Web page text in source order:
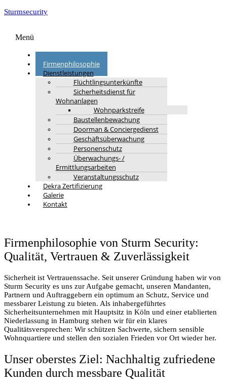
Sturmsecurity
Menü
Startseite
Firmenphilosophie
Dienstleistungen
Flüchtlingsunterkünfte
Sicherheitsdienst für
Wohnanlagen
Wohnparkstreife
Baustellenbewachung
Doorman & Conciergedienst
Geschäftsüberwachung
Personenschutz
Überwachungs- /
Ermittlungsarbeiten
Veranstaltungsschutz
Dekra Zertifizierung
Galerie
Kontakt
Firmenphilosophie von Sturm Security:
Qualität, Vertrauen & Zuverlässigkeit
Sicherheit ist Vertrauenssache. Seit unserer Gründung haben wir von
Sturm Security es uns zur Aufgabe gemacht, unseren Mandanten,
Partnern und Auftraggebern ein optimum an Schutz, Service und
messbarer Leistung zu bieten. Als inhabergeführtes
Sicherheitsunternehmen mit Hauptsitz in Köln und einer etablierten
Niederlassung in Hamburg stehen wir für ein klares
Qualitätsversprechen: Wir schützen Sachwerte, sichern sensible
Wohnquartiere und stellen den sozialen Frieden vor Ort wieder her.
Unser oberstes Ziel: Nachhaltig zufriedene
Kunden durch messbare Qualität​